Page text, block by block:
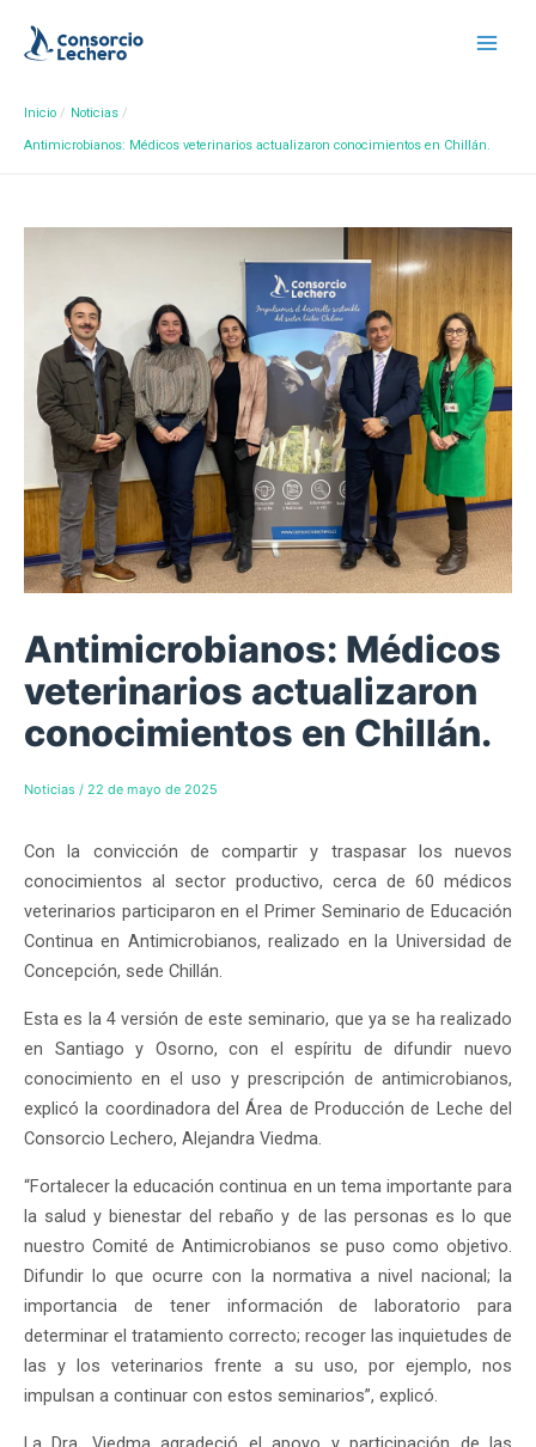
Inicio Noticias
Antimicrobianos: Médicos veterinarios actualizaron conocimientos en Chillán.
Antimicrobianos: Médicos
veterinarios actualizaron
conocimientos en Chillán.
Noticias / 22 de mayo de 2025
Con la convicción de compartir y traspasar los nuevos
conocimientos al sector productivo, cerca de 60 médicos
veterinarios participaron en el Primer Seminario de Educación
Continua en Antimicrobianos, realizado en la Universidad de
Concepción, sede Chillán.
Esta es la 4 versión de este seminario, que ya se ha realizado
en Santiago y Osorno, con el espíritu de difundir nuevo
conocimiento en el uso y prescripción de antimicrobianos,
explicó la coordinadora del Área de Producción de Leche del
Consorcio Lechero, Alejandra Viedma.
“Fortalecer la educación continua en un tema importante para
la salud y bienestar del rebaño y de las personas es lo que
nuestro Comité de Antimicrobianos se puso como objetivo.
Difundir lo que ocurre con la normativa a nivel nacional; la
importancia de tener información de laboratorio para
determinar el tratamiento correcto; recoger las inquietudes de
las y los veterinarios frente a su uso, por ejemplo, nos
impulsan a continuar con estos seminarios”, explicó.